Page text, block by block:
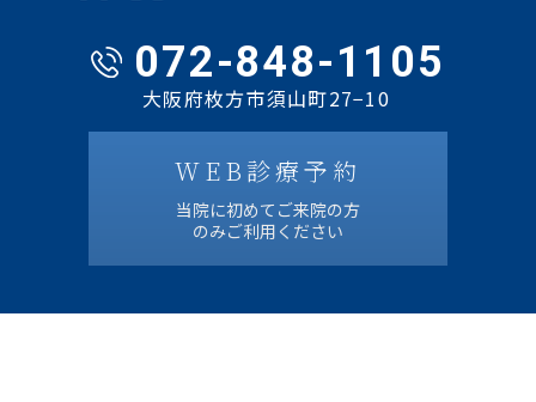
072-848-1105
大阪府枚方市須山町27−10
WEB診療予約
当院に初めてご来院の方
のみご利用ください